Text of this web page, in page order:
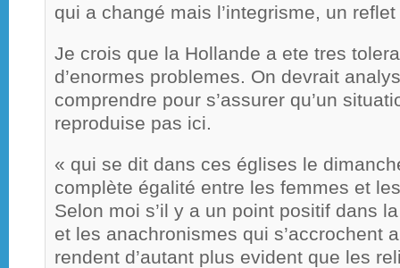
qui a changé mais l’integrisme, un
Je crois que la Hollande a ete tres
d’enormes problemes. On devrait
comprendre pour s’assurer qu’un
reproduise pas ici.
« qui se dit dans ces églises le
complète égalité entre les femmes et
Selon moi s’il y a un point positif dans
et les anachronismes qui s’accrochent a
rendent d’autant plus evident que les